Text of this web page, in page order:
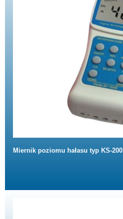
Miernik poziomu hałasu typ KS-200